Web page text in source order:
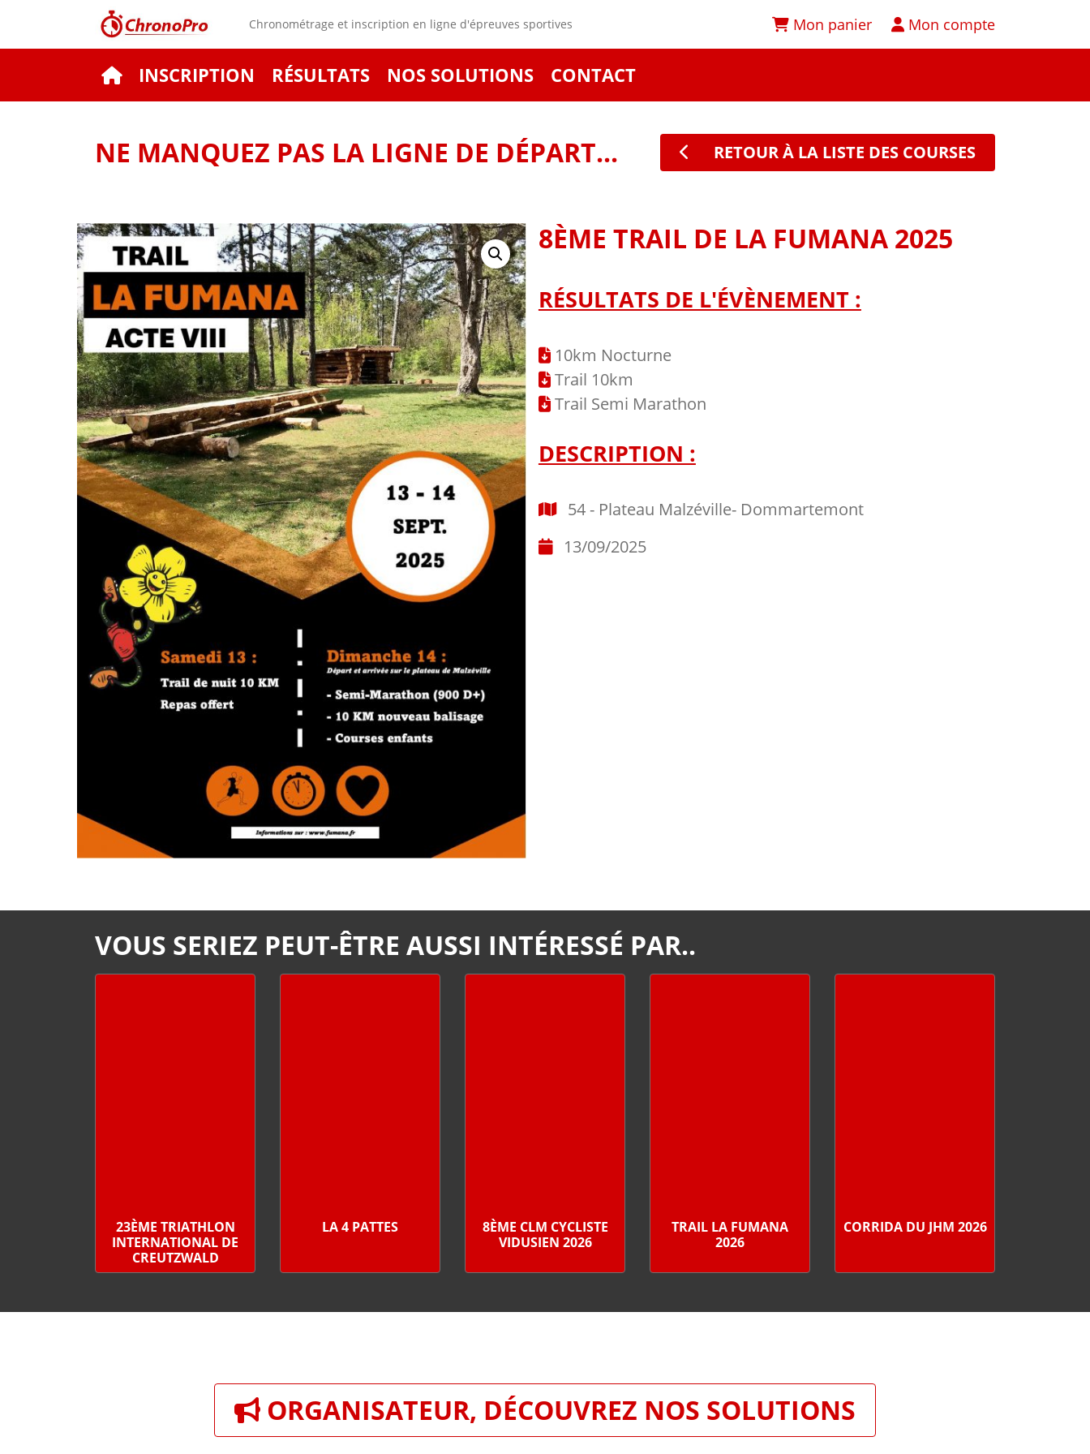
Chronométrage et inscription en ligne d'épreuves sportives Mon panier Mon compte
INSCRIPTION RÉSULTATS NOS SOLUTIONS CONTACT
NE MANQUEZ PAS LA LIGNE DE DÉPART... RETOUR À LA LISTE DES COURSES
8ÈME TRAIL DE LA FUMANA 2025
RÉSULTATS DE L'ÉVÈNEMENT :
10km Nocturne
Trail 10km
Trail Semi Marathon
DESCRIPTION :
54 - Plateau Malzéville- Dommartemont
13/09/2025
VOUS SERIEZ PEUT-ÊTRE AUSSI INTÉRESSÉ PAR..
23ÈME TRIATHLON
INTERNATIONAL DE
CREUTZWALD
LA 4 PATTES
8ÈME CLM CYCLISTE
VIDUSIEN 2026
TRAIL LA FUMANA
2026
CORRIDA DU JHM 2026
ORGANISATEUR, DÉCOUVREZ NOS SOLUTIONS